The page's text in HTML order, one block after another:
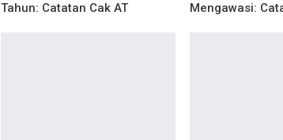
Tahun: Catatan Cak AT
Mengawasi: